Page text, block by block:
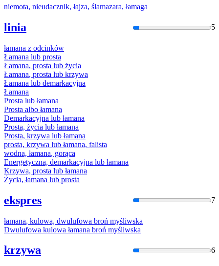
niemota, nieudacznik, łajza, ślamazara, łamaga
linia 5
łamana z odcinków
Łamana lub prosta
Łamana, prosta lub życia
Łamana, prosta lub krzywa
Łamana lub demarkacyjna
Łamana
Prosta lub łamana
Prosta albo łamana
Demarkacyjna lub łamana
Prosta, życia lub łamana
Prosta, krzywa lub łamana
prosta, krzywa lub łamana, falista
wodna, łamana, gorąca
Energetyczna, demarkacyjna lub łamana
Krzywa, prosta lub łamana
Życia, łamana lub prosta
ekspres 7
łamana, kulowa, dwulufowa broń myśliwska
Dwulufowa kulowa łamana broń myśliwska
krzywa 6